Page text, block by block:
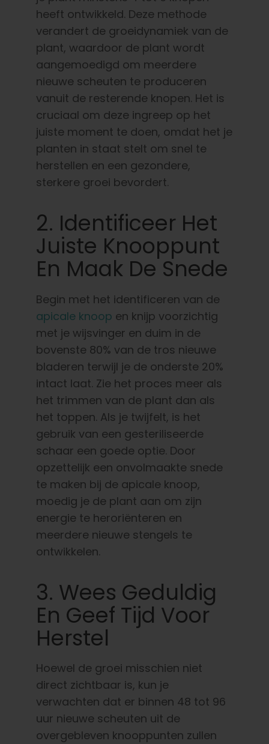
heeft ontwikkeld. Deze methode
verandert de groeidynamiek van de
plant, waardoor de plant wordt
aangemoedigd om meerdere
nieuwe scheuten te produceren
vanuit de resterende knopen. Het is
cruciaal om deze ingreep op het
juiste moment te doen, omdat het je
planten in staat stelt om snel te
herstellen en een gezondere,
sterkere groei bevordert.
2. Identificeer Het
Juiste Knooppunt
En Maak De Snede
Begin met het identificeren van de
apicale knoop en knijp voorzichtig
met je wijsvinger en duim in de
bovenste 80% van de tros nieuwe
bladeren terwijl je de onderste 20%
intact laat. Zie het proces meer als
het trimmen van de plant dan als
het toppen. Als je twijfelt, is het
gebruik van een gesteriliseerde
schaar een goede optie. Door
opzettelijk een onvolmaakte snede
te maken bij de apicale knoop,
moedig je de plant aan om zijn
energie te heroriënteren en
meerdere nieuwe stengels te
ontwikkelen.
3. Wees Geduldig
En Geef Tijd Voor
Herstel
Hoewel de groei misschien niet
direct zichtbaar is, kun je
verwachten dat er binnen 48 tot 96
uur nieuwe scheuten uit de
overgebleven knooppunten zullen